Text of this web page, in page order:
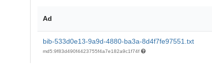
Ad
bib-533d0e13-9a9d-4880-ba3a-8d4f7fe97551.txt
md5:9f83d490f4423755f4a7e182a9c1f74f